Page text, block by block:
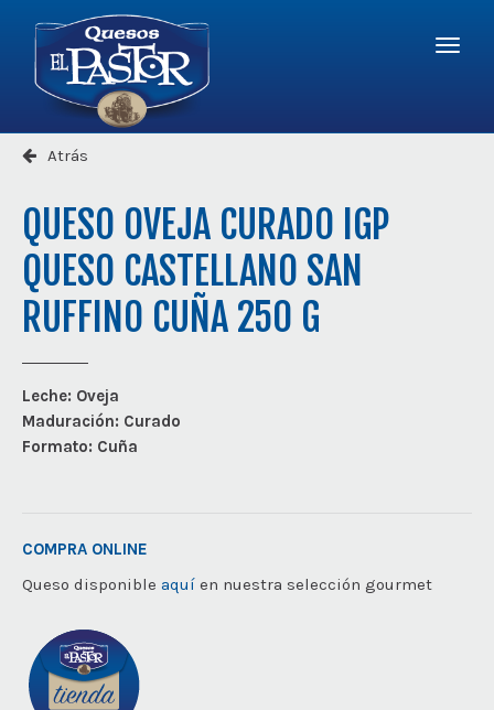
Pastor
Menú
Atrás
QUESO OVEJA CURADO IGP
QUESO CASTELLANO SAN
RUFFINO CUÑA 250 G
Leche: Oveja
Maduración: Curado
Formato: Cuña
COMPRA ONLINE
Queso disponible aquí en nuestra selección gourmet